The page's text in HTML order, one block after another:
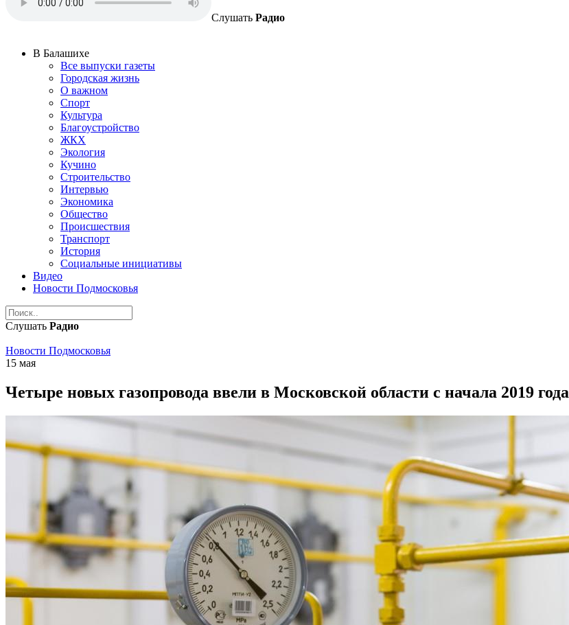
Слушать Радио
В Балашихе
Все выпуски газеты
Городская жизнь
О важном
Спорт
Культура
Благоустройство
ЖКХ
Экология
Кучино
Строительство
Интервью
Экономика
Общество
Происшествия
Транспорт
История
Социальные инициативы
Видео
Новости Подмосковья
Слушать Радио
Новости Подмосковья
15 мая
Четыре новых газопровода ввели в Московской области с начала 2019 года